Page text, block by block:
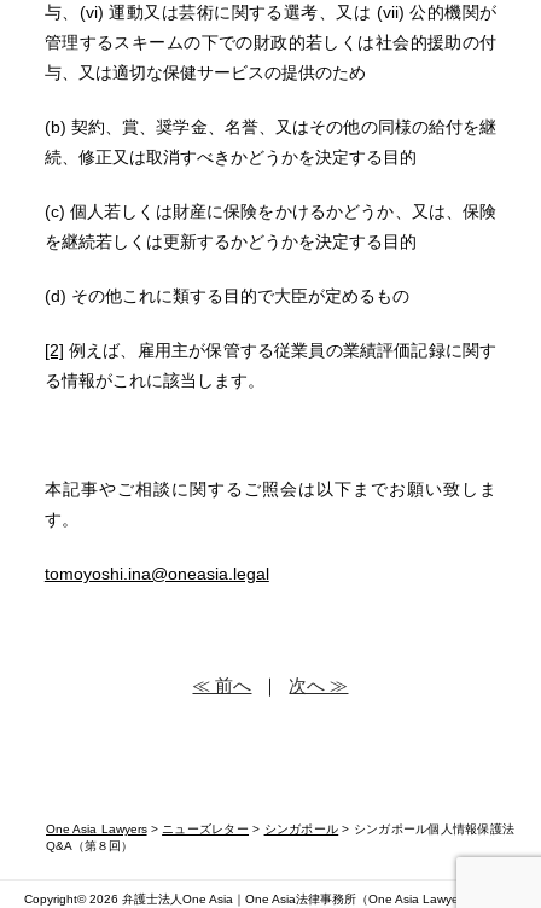
One Asia Lawyers> ニューズレター > シンガポール > シンガポール個人情報保護法
Q&A（第８回）
与、(vi) 運動又は芸術に関する選考、又は (vii) 公的機関が
管理するスキームの下での財政的若しくは社会的援助の付
与、又は適切な保健サービスの提供のため
(b) 契約、賞、奨学金、名誉、又はその他の同様の給付を継
続、修正又は取消すべきかどうかを決定する目的
(c) 個人若しくは財産に保険をかけるかどうか、又は、保険
を継続若しくは更新するかどうかを決定する目的
(d) その他これに類する目的で大臣が定めるもの
[2] 例えば、雇用主が保管する従業員の業績評価記録に関す
る情報がこれに該当します。
本記事やご相談に関するご照会は以下までお願い致しま
す。
tomoyoshi.ina@oneasia.legal
≪ 前へ ｜ 次へ ≫
Copyright© 2026 弁護士法人One Asia｜One Asia法律事務所（One Asia Lawyers